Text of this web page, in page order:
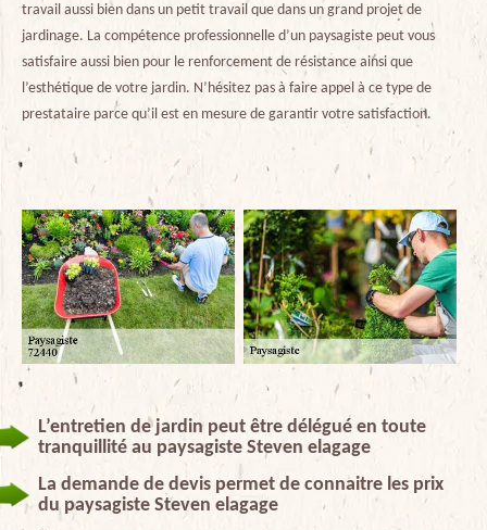
travail aussi bien dans un petit travail que dans un grand projet de
jardinage. La compétence professionnelle d’un paysagiste peut vous
satisfaire aussi bien pour le renforcement de résistance ainsi que
l’esthétique de votre jardin. N’hésitez pas à faire appel à ce type de
prestataire parce qu’il est en mesure de garantir votre satisfaction.
L’entretien de jardin peut être délégué en toute
tranquillité au paysagiste Steven elagage
La demande de devis permet de connaitre les prix
du paysagiste Steven elagage